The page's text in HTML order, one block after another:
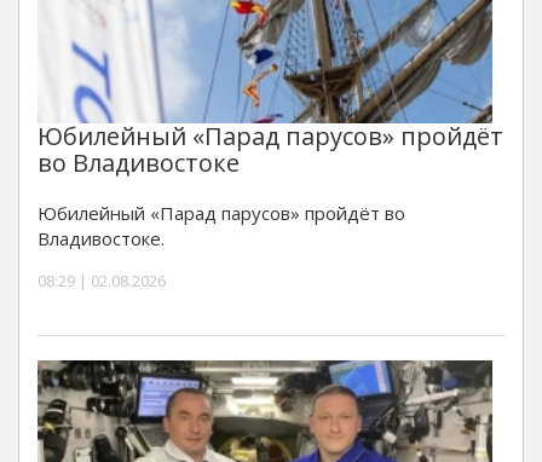
Юбилейный «Парад парусов» пройдёт
во Владивостоке
Юбилейный «Парад парусов» пройдёт во
Владивостоке.
08:29 | 02.08.2026